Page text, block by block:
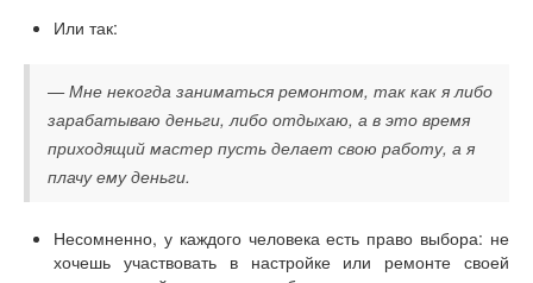
Или так:
— Мне некогда заниматься ремонтом, так как я либо
зарабатываю деньги, либо отдыхаю, а в это время
приходящий мастер пусть делает свою работу, а я
плачу ему деньги.
Несомненно, у каждого человека есть право выбора: не
хочешь участвовать в настройке или ремонте своей